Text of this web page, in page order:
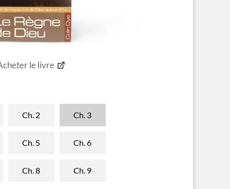
le livre
Ch. 2 Ch. 3
Ch. 5 Ch. 6
Ch. 8 Ch. 9